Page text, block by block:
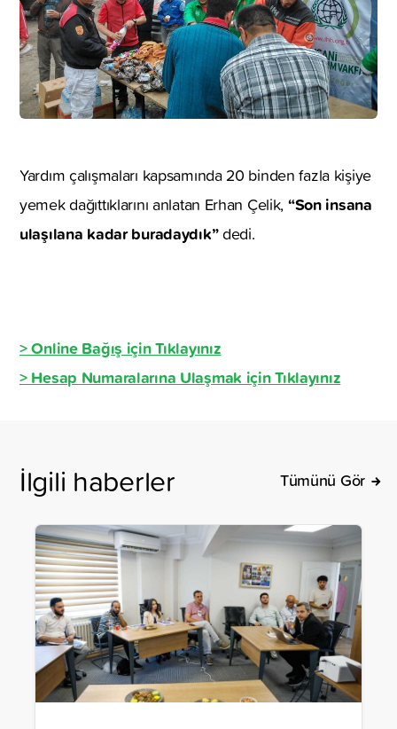
Yardım çalışmaları kapsamında 20 binden fazla kişiye
yemek dağıttıklarını anlatan Erhan Çelik, “Son insana
ulaşılana kadar buradaydık”dedi.
> Online Bağış için Tıklayınız
> Hesap Numaralarına Ulaşmak için Tıklayınız
İlgili haberler Tümünü Gör